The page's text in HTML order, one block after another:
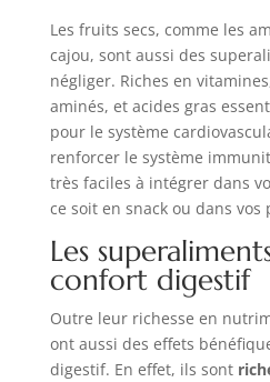
Les fruits secs, comme les
cajou, sont aussi des
négliger. Riches en
aminés, et acides gras
pour le système
renforcer le système
très faciles à intégrer dans
ce soit en snack ou dans
Les
confort digestif
Outre leur richesse en
ont aussi des effets
digestif. En effet, ils sont